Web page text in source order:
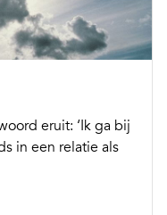
eruit: ‘Ik ga bij
in een relatie als